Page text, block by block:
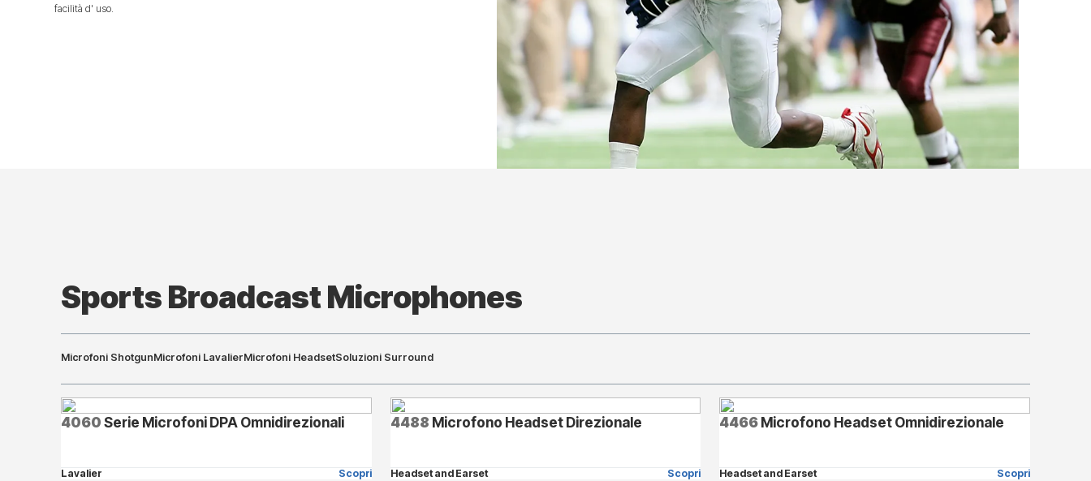
facilità d' uso.
Sports Broadcast Microphones
Microfoni ShotgunMicrofoni LavalierMicrofoni HeadsetSoluzioni Surround
4060Serie Microfoni DPA Omnidirezionali
Lavalier Scopri
4488 Microfono Headset Direzionale
Headset and Earset Scopri
4466Microfono Headset Omnidirezionale
Headset and Earset Scopri